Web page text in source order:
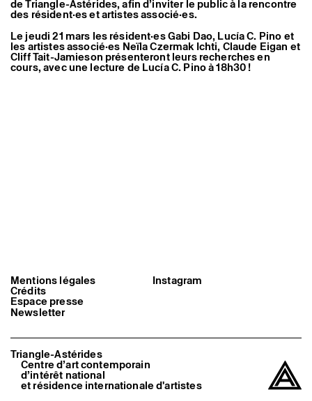
Programmation éditoriale
Publics associés
Les Nouveaux Commanditaires
Artistes résident·es et associé·es
de Triangle-Astérides, afin d’inviter le public à la rencontre
des résident·es et artistes associé·es.
Le jeudi 21 mars les résident·es Gabi Dao, Lucía C. Pino et
les artistes associé·es Neïla Czermak Ichti, Claude Eigan et
Cliff Tait-Jamieson présenteront leurs recherches en
cours, avec une lecture de Lucía C. Pino à 18h30 !
Triangle-Astérides
Centre d’art contemporain
d’intérêt national
et résidence internationale d'artistes
Instagram
Mentions légales
Crédits
Espace presse
Newsletter